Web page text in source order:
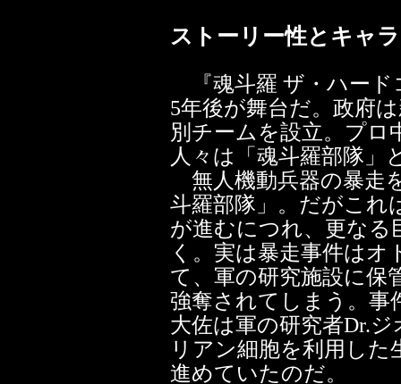
ストーリー性とキャ
『魂斗羅 ザ・ハード
5年後が舞台だ。政府
別チームを設立。プ
人々は「魂斗羅部隊」
無人機動兵器の暴走
斗羅部隊」。だがこれ
が進むにつれ、更なる
く。実は暴走事件は
て、軍の研究施設に保
強奪されてしまう。事
大佐は軍の研究者Dr.
リアン細胞を利用した
進めていたのだ。